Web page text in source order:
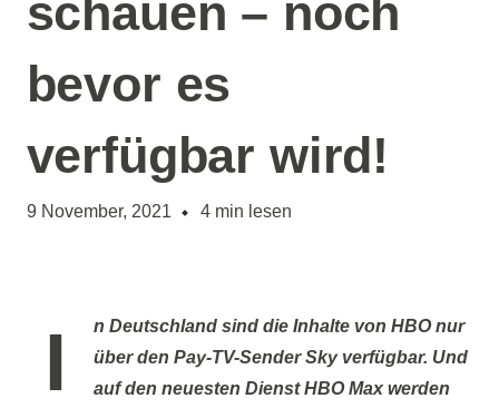
schauen – noch
bevor es
verfügbar wird!
9 November, 2021 4 min lesen
I
n Deutschland sind die Inhalte von HBO nur
über den Pay-TV-Sender Skyverfügbar. Und
auf den neuesten Dienst HBO Max werden